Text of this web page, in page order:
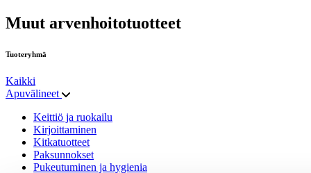
Muut arvenhoitotuotteet
Tuoteryhmä
Kaikki
Apuvälineet
Keittiö ja ruokailu
Kirjoittaminen
Kitkatuotteet
Paksunnokset
Pukeutuminen ja hygienia